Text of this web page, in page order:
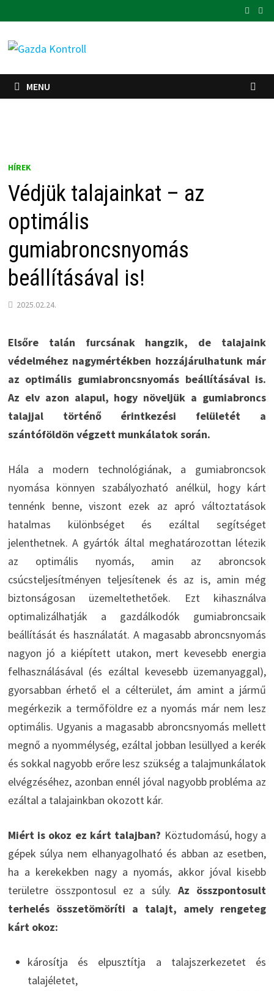
to
content
MENU
HÍREK
Védjük talajainkat – az
optimális
gumiabroncsnyomás
beállításával is!
2025.02.24.
Elsőre talán furcsának hangzik, de talajaink
védelméhez nagymértékben hozzájárulhatunk már
az optimális gumiabroncsnyomás beállításával is.
Az elv azon alapul, hogy növeljük a gumiabroncs
talajjal történő érintkezési felületét a
szántóföldön végzett munkálatok során.
Hála a modern technológiának, a gumiabroncsok
nyomása könnyen szabályozható anélkül, hogy kárt
tennénk benne, viszont ezek az apró változtatások
hatalmas különbséget és ezáltal segítséget
jelenthetnek. A gyártók által meghatározottan létezik
az optimális nyomás, amin az abroncsok
csúcsteljesítményen teljesítenek és az is, amin még
biztonságosan üzemeltethetőek. Ezt kihasználva
optimalizálhatják a gazdálkodók gumiabroncsaik
beállítását és használatát. A magasabb abroncsnyomás
nagyon jó a kiépített utakon, mert kevesebb energia
felhasználásával (és ezáltal kevesebb üzemanyaggal),
gyorsabban érhető el a célterület, ám amint a jármű
megérkezik a termőföldre ez a nyomás már nem lesz
optimális. Ugyanis a magasabb abroncsnyomás mellett
megnő a nyommélység, ezáltal jobban lesüllyed a kerék
és sokkal nagyobb erőre lesz szükség a talajmunkálatok
elvégzéséhez, azonban ennél jóval nagyobb probléma az
ezáltal a talajainkban okozott kár.
Miért is okoz ez kárt talajban? Köztudomású, hogy a
gépek súlya nem elhanyagolható és abban az esetben,
ha a kerekekben nagy a nyomás, akkor jóval kisebb
területre összpontosul ez a súly.Az összpontosult
terhelés összetömöríti a talajt, amely rengeteg
kárt okoz:
károsítja és elpusztítja a talajszerkezetet és
talajéletet,